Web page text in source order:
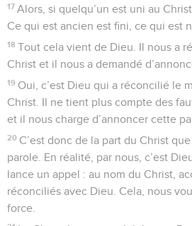
17 Alors, si quelqu’un est uni au
Ce qui est ancien est fini, ce qui est
18 Tout cela vient de Dieu. Il nous a
Christ et il nous a demandé
19 Oui, c’est Dieu qui a réconcilié le
Christ. Il ne tient plus compte des
et il nous charge d’annoncer cette
20 C’est donc de la part du Christ
parole. En réalité, par nous, c’est
lance un appel : au nom du Christ,
réconciliés avec Dieu. Cela, nous
force.